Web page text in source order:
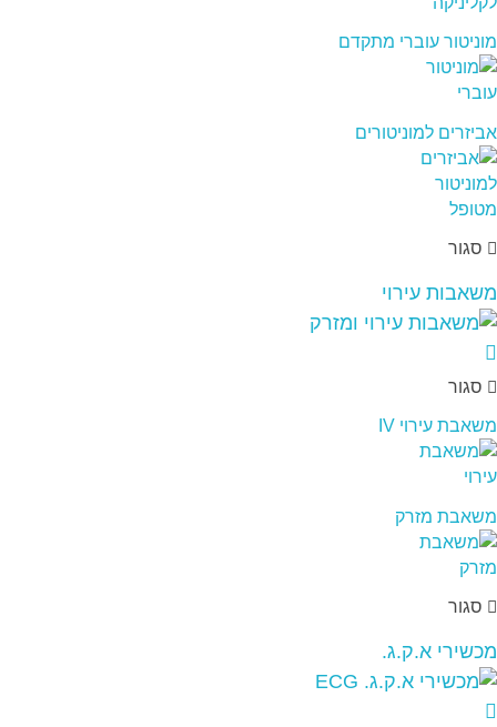
מוניטור עוברי מתקדם
אביזרים למוניטורים
סגור
משאבות עירוי
סגור
משאבת עירוי IV
משאבת מזרק
סגור
מכשירי א.ק.ג.